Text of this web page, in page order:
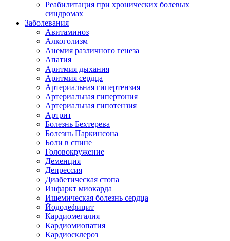
Реабилитация при хронических болевых
синдромах
Заболевания
Авитаминоз
Алкоголизм
Анемия различного генеза
Апатия
Аритмия дыхания
Аритмия сердца
Артериальная гипертензия
Артериальная гипертония
Артериальная гипотензия
Артрит
Болезнь Бехтерева
Болезнь Паркинсона
Боли в спине
Головокружение
Деменция
Депрессия
Диабетическая стопа
Инфаркт миокарда
Ишемическая болезнь сердца
Йододефицит
Кардиомегалия
Кардиомиопатия
Кардиосклероз